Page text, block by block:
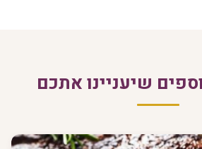
שיעניינו אתכם